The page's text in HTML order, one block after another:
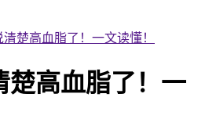
楚高血脂了！一文读懂！
楚高血脂了！一